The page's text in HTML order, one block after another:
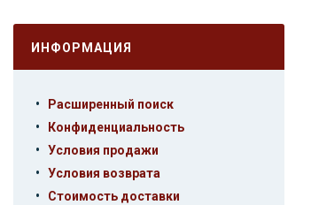
ИНФОРМАЦИЯ
• Расширенный поиск
• Конфиденциальность
• Условия продажи
• Условия возврата
• Стоимость доставки